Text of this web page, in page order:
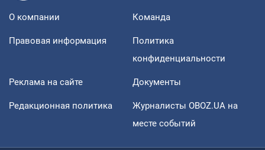
О компании Команда
Правовая информация
Политика
конфиденциальности
Реклама на сайте Документы
Редакционная политика
Журналисты OBOZ.UA на
месте событий